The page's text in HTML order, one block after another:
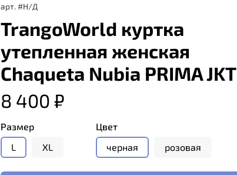
арт. #Н/Д
TrangoWorld куртка
утепленная женская
Chaqueta Nubia PRIMA JKT
8 400 ₽
Размер
L
XL
Цвет
черная
розовая